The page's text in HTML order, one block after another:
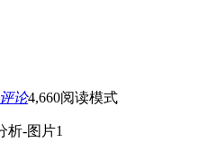
评论4,660阅读模式